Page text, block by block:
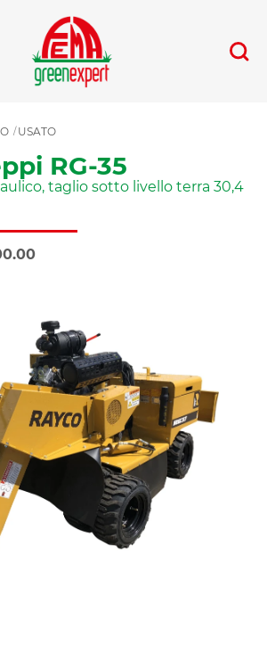
Cerca
USATO
RG-35
taglio sotto livello terra 30,4